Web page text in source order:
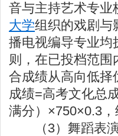
音与主持艺术专业
大学组织的戏剧与
播电视编导专业均
则，在已投档范围
合成绩从高向低择
成绩=高考文化总
满分）×750×0.3
（3）舞蹈表演